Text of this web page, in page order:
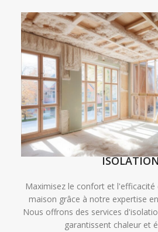
Maximisez le confort et
maison grâce à notre expertise
Nous offrons des services
garantissent chaleur et